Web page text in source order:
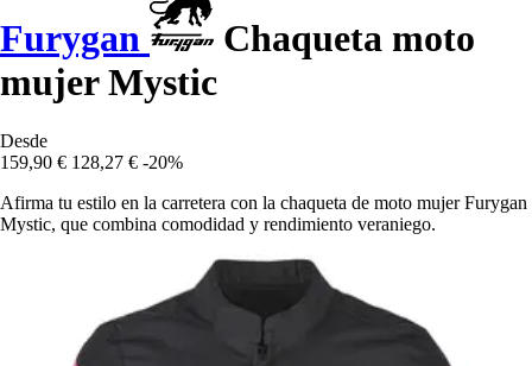
Furygan
Chaqueta moto
mujer Mystic
Desde
159,90 € 128,27 € -20%
Afirma tu estilo en la carretera con la chaqueta de moto mujer Furygan
Mystic, que combina comodidad y rendimiento veraniego.